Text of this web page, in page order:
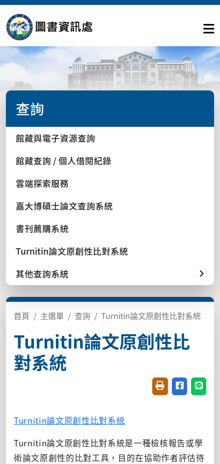
查詢
館藏與電子資源查詢
館藏查詢 / 個人借閱紀錄
雲端探索服務
嘉大博碩士論文查詢系統
書刊薦購系統
Turnitin論文原創性比對系統
其他查詢系統
首頁 主選單 查詢 Turnitin論文原創性比對系統
Turnitin論文原創性比
對系統
友善列印(開新視
分享至臉書
分享
Turnitin論文原創性比對系統
Turnitin論文原創性比對系統是一種檢核報告或學
術論文原創性的比對工具，目的在協助作者評估待